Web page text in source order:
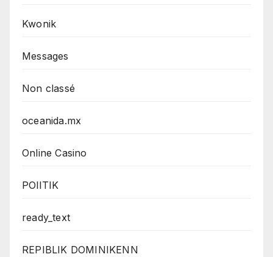
Kwonik
Messages
Non classé
oceanida.mx
Online Casino
POlITIK
ready_text
REPIBLIK DOMINIKENN